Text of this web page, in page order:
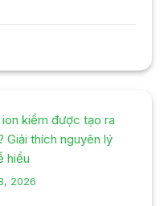
kiềm được tạo ra
Giải thích nguyên lý
hiểu
2026